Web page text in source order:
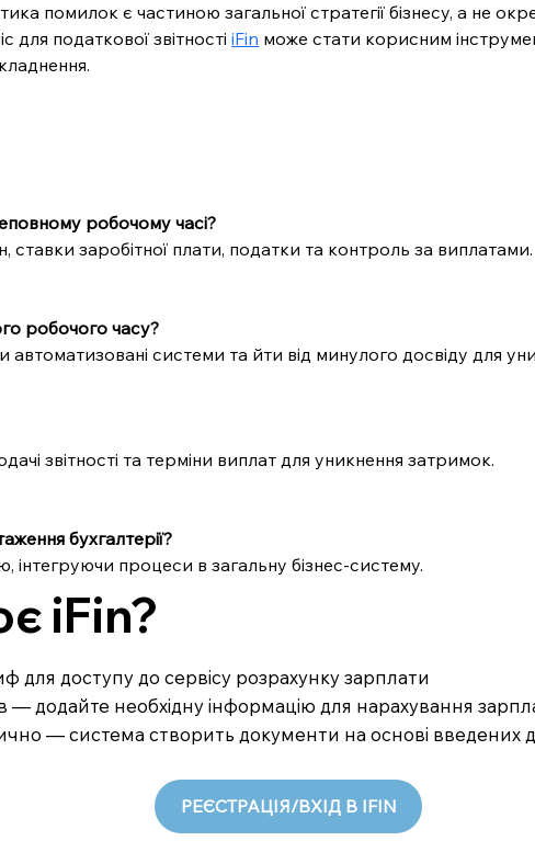
помилок є частиною загальної стратегії бізнесу, а не
для податкової звітності iFin може стати корисним
робочому часі?
заробітної плати, податки та контроль за виплатами.
робочого часу?
системи та йти від минулого досвіду для
звітності та терміни виплат для уникнення затримок.
бухгалтерії?
процеси в загальну бізнес-систему.
iFin?
для доступу до сервісу розрахунку зарплати
— додайте необхідну інформацію для нарахування
— система створить документи на основі введених
РЕЄСТРАЦІЯ/ВХІД В IFIN